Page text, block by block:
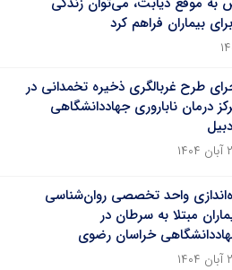
بیماران فراهم کرد
طرح غربالگری ذخیره تخمدانی در
درمان ناباروری جهاددانشگاهی
واحد تخصصی روان‌شناسی
مبتلا به سرطان در
خراسان رضوی